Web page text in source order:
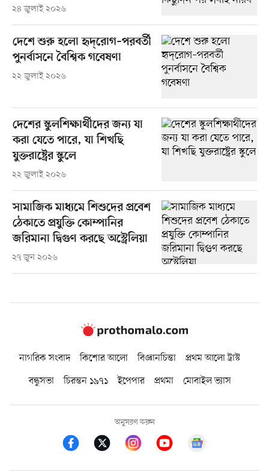
২৪ জুলাই ২০২৬
দেশে শুরু হলো হৃদ্‌রোগ–পরবর্তী
পুনর্বাসনে বৈশ্বিক গবেষণা
২২ জুলাই ২০২৬
দেশের স্কুলশিক্ষার্থীদের জন্য যা
করা যেতে পারে, যা শিখছি
যুক্তরাষ্ট্রের স্কুলে
২২ জুলাই ২০২৬
সামাজিক মাধ্যমে শিশুদের প্রবেশ
ঠেকাতে প্রযুক্তি কোম্পানির
জরিমানা দ্বিগুণ করছে অস্ট্রেলিয়া
২৭ জুন ২০২৬
নাগরিক সংবাদ কিশোর আলো বিজ্ঞানচিন্তা
প্রথম আলো ট্রাস্ট
বন্ধুসভা
চিরন্তন ১৯৭১ ইপেপার প্রথমা মোবাইল ভ্যাস
অনুসরণ করুন